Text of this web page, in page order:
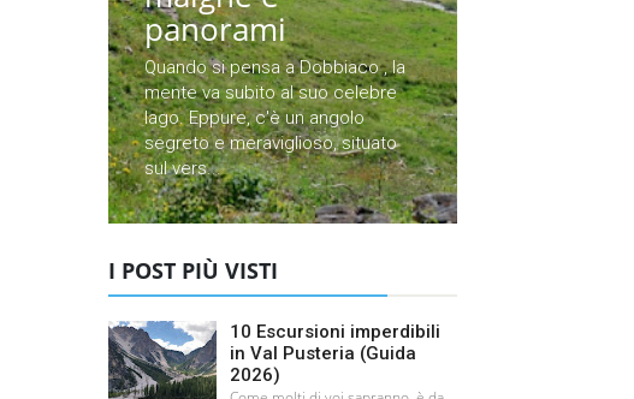
panorami
Quando si pensa a Dobbiaco , la
mente va subito al suo celebre
lago. Eppure, c'è un angolo
segreto e meraviglioso, situato
sul vers...
I POST PIÙ VISTI
10 Escursioni imperdibili
in Val Pusteria (Guida
2026)